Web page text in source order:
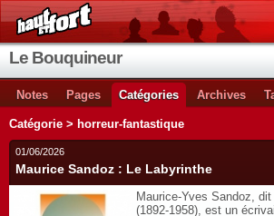
Le Bouquineur
Notes Pages Catégories Archives
Catégorie > horreur-fantastique
01/06/2026
Maurice Sandoz : Le Labyrinthe
Maurice-Yves Sandoz,
(1892-1958), est un